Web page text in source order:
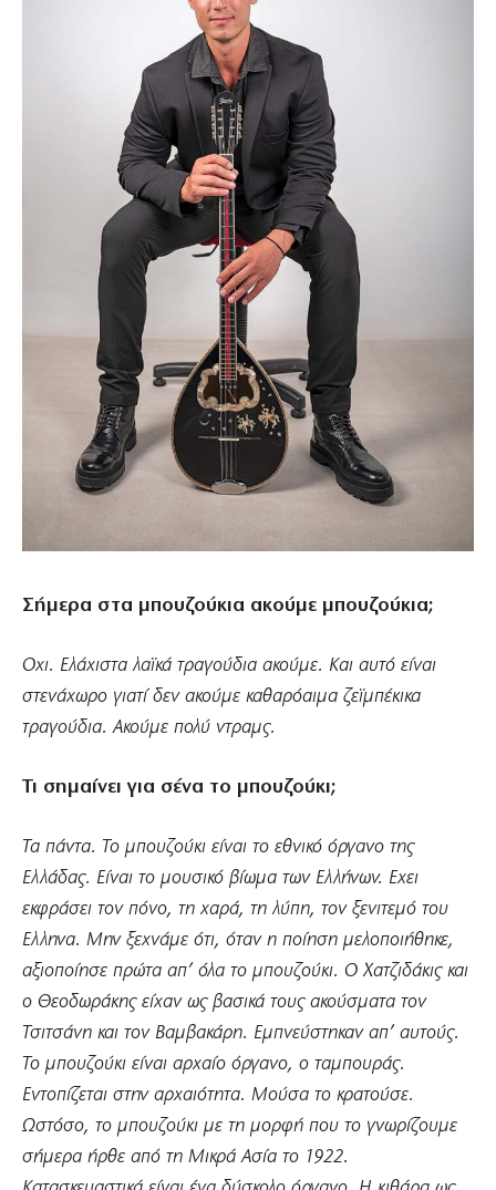
Σήμερα στα μπουζούκια ακούμε μπουζούκια;
Οχι. Ελάχιστα λαϊκά τραγούδια ακούμε. Και αυτό είναι
στενάχωρο γιατί δεν ακούμε καθαρόαιμα ζεϊμπέκικα
τραγούδια. Ακούμε πολύ ντραμς.
Τι σημαίνει για σένα το μπουζούκι;
Τα πάντα. Το μπουζούκι είναι το εθνικό όργανο της
Ελλάδας. Είναι το μουσικό βίωμα των Ελλήνων. Εχει
εκφράσει τον πόνο, τη χαρά, τη λύπη, τον ξενιτεμό του
Ελληνα. Μην ξεχνάμε ότι, όταν η ποίηση μελοποιήθηκε,
αξιοποίησε πρώτα απ’ όλα το μπουζούκι. Ο Χατζιδάκις και
ο Θεοδωράκης είχαν ως βασικά τους ακούσματα τον
Τσιτσάνη και τον Βαμβακάρη. Εμπνεύστηκαν απ’ αυτούς.
Το μπουζούκι είναι αρχαίο όργανο, ο ταμπουράς.
Εντοπίζεται στην αρχαιότητα. Μούσα το κρατούσε.
Ωστόσο, το μπουζούκι με τη μορφή που το γνωρίζουμε
σήμερα ήρθε από τη Μικρά Ασία το 1922.